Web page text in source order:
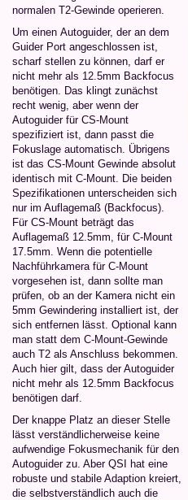
normalen T2-Gewinde operieren.
Um einen Autoguider, der an dem
Guider Port angeschlossen ist,
scharf stellen zu können, darf er
nicht mehr als 12.5mm Backfocus
benötigen. Das klingt zunächst
recht wenig, aber wenn der
Autoguider für CS-Mount
spezifiziert ist, dann passt die
Fokuslage automatisch. Übrigens
ist das CS-Mount Gewinde absolut
identisch mit C-Mount. Die beiden
Spezifikationen unterscheiden sich
nur im Auflagemaß (Backfocus).
Für CS-Mount beträgt das
Auflagemaß 12.5mm, für C-Mount
17.5mm. Wenn die potentielle
Nachführkamera für C-Mount
vorgesehen ist, dann sollte man
prüfen, ob an der Kamera nicht ein
5mm Gewindering installiert ist, der
sich entfernen lässt. Optional kann
man statt dem C-Mount-Gewinde
auch T2 als Anschluss bekommen.
Auch hier gilt, dass der Autoguider
nicht mehr als 12.5mm Backfocus
benötigen darf.
Der knappe Platz an dieser Stelle
lässt verständlicherweise keine
aufwendige Fokusmechanik für den
Autoguider zu. Aber QSI hat eine
robuste und stabile Adaption kreiert,
die selbstverständlich auch die